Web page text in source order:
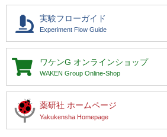
実験フローガイド
Experiment Flow Guide
ワケンG オンラインショップ
WAKEN Group Online-Shop
薬研社 ホームページ
Yakukensha Homepage
ワケンG オンラインショップ